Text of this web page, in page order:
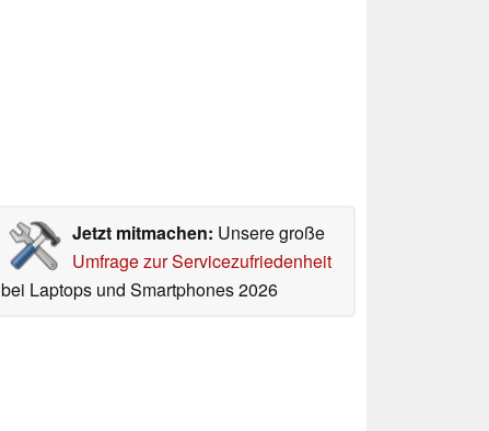
Jetzt mitmachen: Unsere große
Umfrage zur Servicezufriedenheit
bei Laptops und Smartphones 2026